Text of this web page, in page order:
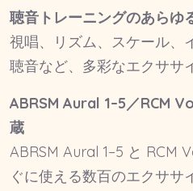
聴音トレーニングのあらゆ
視唱、リズム、スケール、
聴音など、多彩なエクササ
ABRSM Aural 1–5／RCM
蔵
ABRSM Aural 1–5 と RCM
ぐに使える数百のエクササ